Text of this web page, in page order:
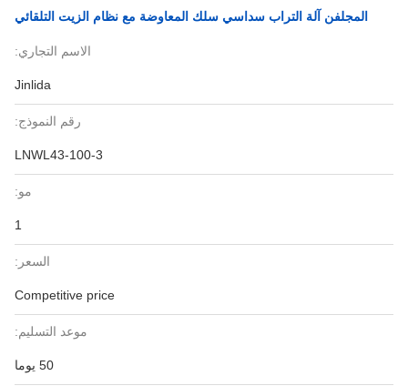
المجلفن آلة التراب سداسي سلك المعاوضة مع نظام الزيت التلقائي
الاسم التجاري:
Jinlida
رقم النموذج:
LNWL43-100-3
مو:
السعر:
Competitive price
موعد التسليم:
50 يوما